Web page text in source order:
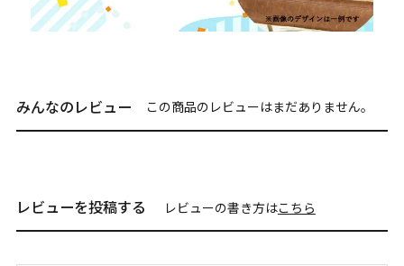
みんなのレビュー この商品のレビューはまだありません。
レビューを投稿する レビューの書き方はこちら